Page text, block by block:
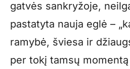
gatvės sankryžoje,
pastatyta nauja eglė –
ramybė, šviesa ir
per tokį tamsų momentą